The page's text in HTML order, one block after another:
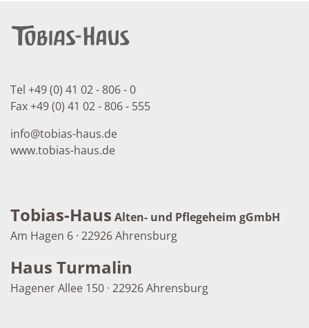
Tel +49 (0) 41 02 - 806 - 0
Fax +49 (0) 41 02 - 806 - 555
info@tobias-haus.de
www.tobias-haus.de
Tobias-Haus Alten- und Pflegeheim gGmbH
Am Hagen 6 · 22926 Ahrensburg
Haus Turmalin
Hagener Allee 150 · 22926 Ahrensburg